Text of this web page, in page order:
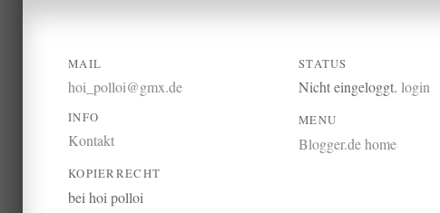
MAIL
hoi_polloi@gmx.de
INFO
Kontakt
KOPIERRECHT
bei hoi polloi
STATUS
Nicht eingeloggt. login
MENU
Blogger.de home